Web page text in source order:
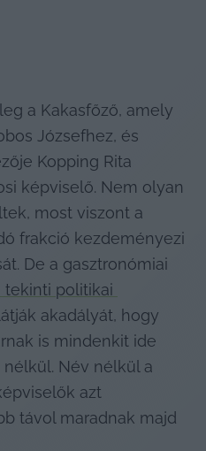
a Kakasfőző, amely
Józsefhez, és
Kopping Rita
képviselő. Nem olyan
most viszont a
frakció kezdeményezi
De a gasztronómiai
tekinti politikai
akadályát, hogy
is mindenkit ide
Név nélkül a
azt
távol maradnak majd